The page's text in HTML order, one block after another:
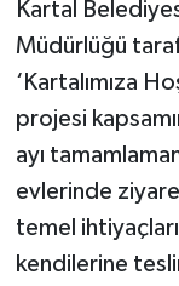
Kartal
Müdürlüğü
‘Kartalımıza
projesi
ayı
evlerinde
temel
kendilerine